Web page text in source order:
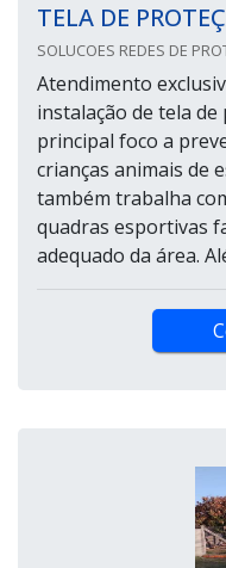
TELA DE
SOLUCOES REDES DE
Atendimento
instalação de tela
principal foco a
crianças animais de
também trabalha
quadras esportivas
adequado da área.